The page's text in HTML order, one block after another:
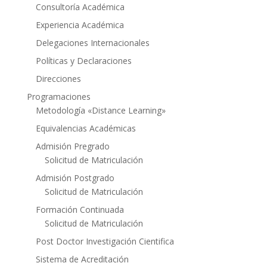
Consultoría Académica
Experiencia Académica
Delegaciones Internacionales
Políticas y Declaraciones
Direcciones
Programaciones
Metodología «Distance Learning»
Equivalencias Académicas
Admisión Pregrado
Solicitud de Matriculación
Admisión Postgrado
Solicitud de Matriculación
Formación Continuada
Solicitud de Matriculación
Post Doctor Investigación Cientifica
Sistema de Acreditación